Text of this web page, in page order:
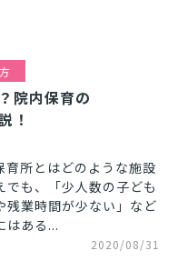
院内保育の
！
所とはどのような施設
も、「少人数の子ども
残業時間が少ない」など
はある...
2020/08/31